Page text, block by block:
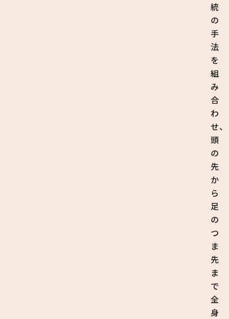
統
の
手
法
を
組
み
合
わ
せ、
頭
の
先
か
ら
足
の
つ
ま
先
ま
で
全
身